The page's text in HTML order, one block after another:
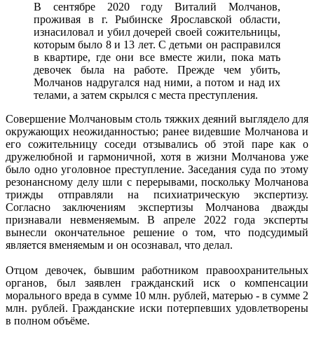
В сентябре 2020 году Виталий Молчанов,
проживая в г. Рыбинске Ярославской области,
изнасиловал и убил дочерей своей сожительницы,
которым было 8 и 13 лет. С детьми он расправился
в квартире, где они все вместе жили, пока мать
девочек была на работе. Прежде чем убить,
Молчанов надругался над ними, а потом и над их
телами, а затем скрылся с места преступления.
Совершение Молчановым столь тяжких деяний выглядело для
окружающих неожиданностью; ранее видевшие Молчанова и
его сожительницу соседи отзывались об этой паре как о
дружелюбной и гармоничной, хотя в жизни Молчанова уже
было одно уголовное преступление. Заседания суда по этому
резонансному делу шли с перерывами, поскольку Молчанова
трижды отправляли на психиатрическую экспертизу.
Согласно заключениям экспертизы Молчанова дважды
признавали невменяемым. В апреле 2022 года эксперты
вынесли окончательное решение о том, что подсудимый
является вменяемым и он осознавал, что делал.
Отцом девочек, бывшим работником правоохранительных
органов, был заявлен гражданский иск о компенсации
морального вреда в сумме 10 млн. рублей, матерью - в сумме 2
млн. рублей. Гражданские иски потерпевших удовлетворены
в полном объёме.